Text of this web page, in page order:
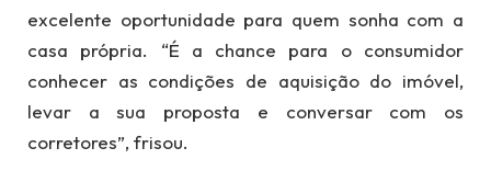
excelente oportunidade para quem sonha com a
casa própria. “É a chance para o consumidor
conhecer as condições de aquisição do imóvel,
levar a sua proposta e conversar com os
corretores”, frisou.